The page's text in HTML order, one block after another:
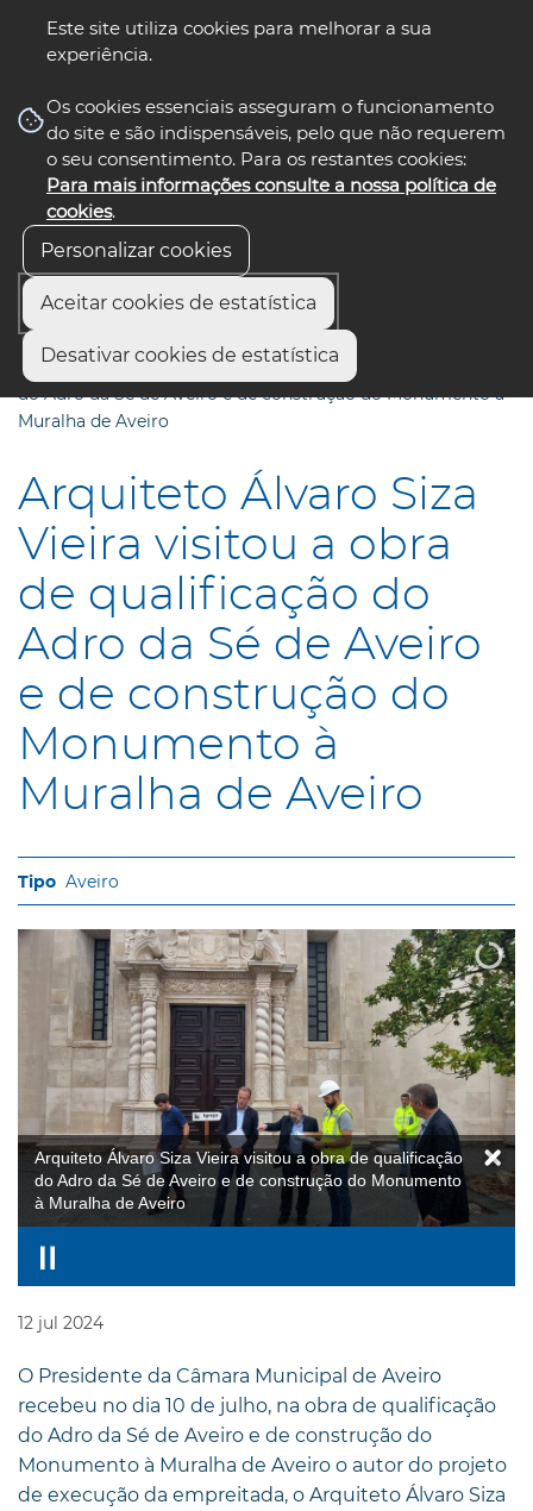
Este site utiliza cookies para melhorar a sua
experiência.
Os cookies essenciais asseguram o funcionamento
do site e são indispensáveis, pelo que não requerem
o seu consentimento. Para os restantes cookies:
Para mais informações consulte a nossa política de
cookies.
Personalizar cookies
Aceitar cookies de estatística
Desativar cookies de estatística
nos select language
Início
Arquiteto Álvaro Siza Vieira visitou a obra de qualificação
do Adro da Sé de Aveiro e de construção do Monumento à
Muralha de Aveiro
Arquiteto Álvaro Siza
Vieira visitou a obra
de qualificação do
Adro da Sé de Aveiro
e de construção do
Monumento à
Muralha de Aveiro
Aveiro
Arquiteto Álvaro Siza Vieira visitou a obra de qualificação
do Adro da Sé de Aveiro e de construção do Monumento
à Muralha de Aveiro
12 jul 2024
O Presidente da Câmara Municipal de Aveiro
recebeu no dia 10 de julho, na obra de qualificação
do Adro da Sé de Aveiro e de construção do
Monumento à Muralha de Aveiro o autor do projeto
de execução da empreitada, o Arquiteto Álvaro Siza